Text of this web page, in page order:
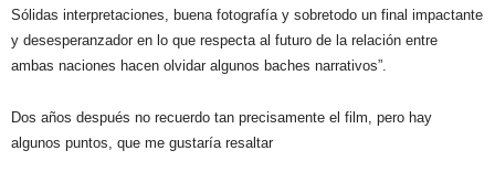
Sólidas interpretaciones, buena fotografía y sobretodo un final impactante
y desesperanzador en lo que respecta al futuro de la relación entre
ambas naciones hacen olvidar algunos baches narrativos”.
Dos años después no recuerdo tan precisamente el film, pero hay
algunos puntos, que me gustaría resaltar